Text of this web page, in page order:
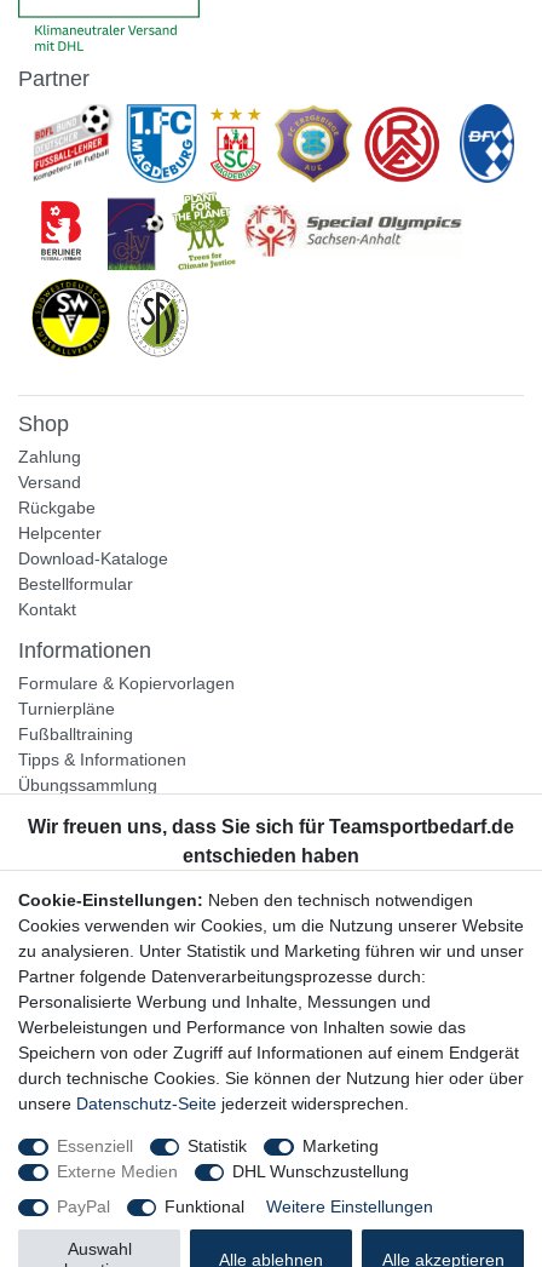
Partner
Shop
Zahlung
Versand
Rückgabe
Helpcenter
Download-Kataloge
Bestellformular
Kontakt
Informationen
Formulare & Kopiervorlagen
Turnierpläne
Fußballtraining
Tipps & Informationen
Übungssammlung
Unternehmen
Widerrufsrecht
Bestellung widerrufen
Datenschutzerklärung
AGB
Impressum
Newsletter
Newsletter-Anmeldung
Cookie-Einstellungen: Neben den technisch notwendigen
Cookies verwenden wir Cookies, um die Nutzung unserer Website
zu analysieren. Unter Statistik und Marketing führen wir und unser
Partner folgende Datenverarbeitungsprozesse durch:
Personalisierte Werbung und Inhalte, Messungen und
Werbeleistungen und Performance von Inhalten sowie das
Speichern von oder Zugriff auf Informationen auf einem Endgerät
durch technische Cookies. Sie können der Nutzung hier oder über
unsere Datenschutz-Seite jederzeit widersprechen.
Essenziell Statistik
Marketing
Externe Medien
DHL Wunschzustellung
PayPal
Funktional Weitere Einstellungen
Alle akzeptieren
Alle ablehnen
Auswahl